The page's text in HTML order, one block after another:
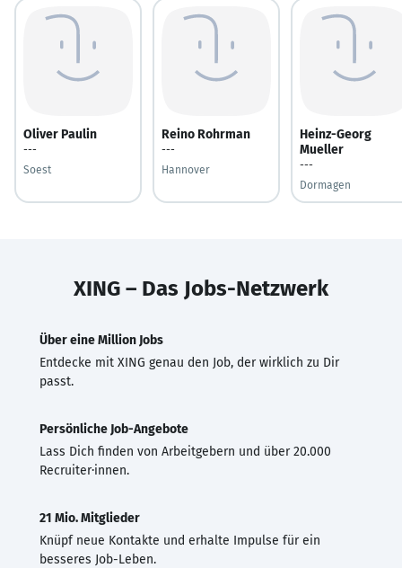
Oliver Paulin
---
Soest
Reino Rohrman
---
Hannover
Heinz-Georg
Mueller
---
Dormagen
XING – Das Jobs-Netzwerk
Über eine Million Jobs
Entdecke mit XING genau den Job, der wirklich zu Dir
passt.
Persönliche Job-Angebote
Lass Dich finden von Arbeitgebern und über 20.000
Recruiter·innen.
21 Mio. Mitglieder
Knüpf neue Kontakte und erhalte Impulse für ein
besseres Job-Leben.